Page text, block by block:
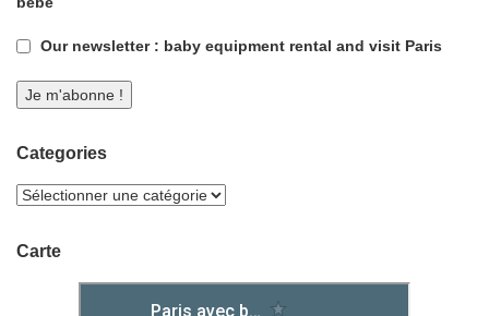
Our newsletter : baby equipment rental and visit Paris
Categories
Carte